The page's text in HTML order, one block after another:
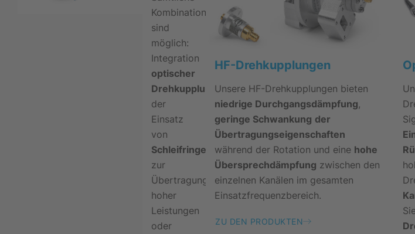
Kombinationen
sind
möglich:
Integration
optischer
Drehkupplungen,
der
Einsatz
von
Schleifringen
zur
Übertragung
hoher
Leistungen
oder
HF-Drehkupplungen
Unsere HF-Drehkupplungen bieten
niedrige Durchgangsdämpfung,
geringe Schwankung der
Übertragungseigenschaften
während der Rotation und eine hohe
Übersprechdämpfung zwischen den
einzelnen Kanälen im gesamten
Einsatzfrequenzbereich.
ZU DEN PRODUKTEN